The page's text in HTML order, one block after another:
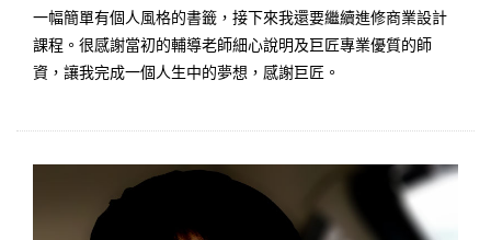
一幅簡單有個人風格的書籤，接下來我還要繼續進修商業設計
課程。很感謝當初的輔導老師細心說明及巨匠專業優質的師
資，讓我完成一個人生中的夢想，感謝巨匠。